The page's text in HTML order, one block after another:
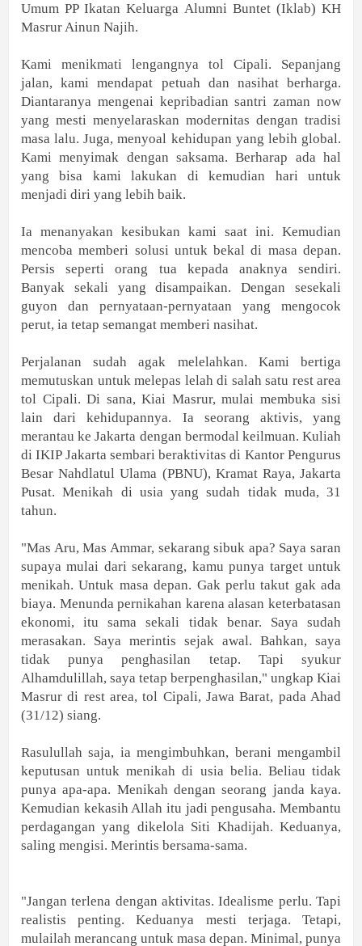
Umum PP Ikatan Keluarga Alumni Buntet (Iklab) KH
Masrur Ainun Najih.
Kami menikmati lengangnya tol Cipali. Sepanjang
jalan, kami mendapat petuah dan nasihat berharga.
Diantaranya mengenai kepribadian santri zaman now
yang mesti menyelaraskan modernitas dengan tradisi
masa lalu. Juga, menyoal kehidupan yang lebih global.
Kami menyimak dengan saksama. Berharap ada hal
yang bisa kami lakukan di kemudian hari untuk
menjadi diri yang lebih baik.
Ia menanyakan kesibukan kami saat ini. Kemudian
mencoba memberi solusi untuk bekal di masa depan.
Persis seperti orang tua kepada anaknya sendiri.
Banyak sekali yang disampaikan. Dengan sesekali
guyon dan pernyataan-pernyataan yang mengocok
perut, ia tetap semangat memberi nasihat.
Perjalanan sudah agak melelahkan. Kami bertiga
memutuskan untuk melepas lelah di salah satu rest area
tol Cipali. Di sana, Kiai Masrur, mulai membuka sisi
lain dari kehidupannya. Ia seorang aktivis, yang
merantau ke Jakarta dengan bermodal keilmuan. Kuliah
di IKIP Jakarta sembari beraktivitas di Kantor Pengurus
Besar Nahdlatul Ulama (PBNU), Kramat Raya, Jakarta
Pusat. Menikah di usia yang sudah tidak muda, 31
tahun.
"Mas Aru, Mas Ammar, sekarang sibuk apa? Saya saran
supaya mulai dari sekarang, kamu punya target untuk
menikah. Untuk masa depan. Gak perlu takut gak ada
biaya. Menunda pernikahan karena alasan keterbatasan
ekonomi, itu sama sekali tidak benar. Saya sudah
merasakan. Saya merintis sejak awal. Bahkan, saya
tidak punya penghasilan tetap. Tapi syukur
Alhamdulillah, saya tetap berpenghasilan," ungkap Kiai
Masrur di rest area, tol Cipali, Jawa Barat, pada Ahad
(31/12) siang.
Rasulullah saja, ia mengimbuhkan, berani mengambil
keputusan untuk menikah di usia belia. Beliau tidak
punya apa-apa. Menikah dengan seorang janda kaya.
Kemudian kekasih Allah itu jadi pengusaha. Membantu
perdagangan yang dikelola Siti Khadijah. Keduanya,
saling mengisi. Merintis bersama-sama.
"Jangan terlena dengan aktivitas. Idealisme perlu. Tapi
realistis penting. Keduanya mesti terjaga. Tetapi,
mulailah merancang untuk masa depan. Minimal, punya